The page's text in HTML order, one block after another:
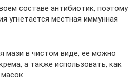
составе антибиотик, поэтому
угнетается местная иммунная
мази в чистом виде, ее можно
а также использовать, как